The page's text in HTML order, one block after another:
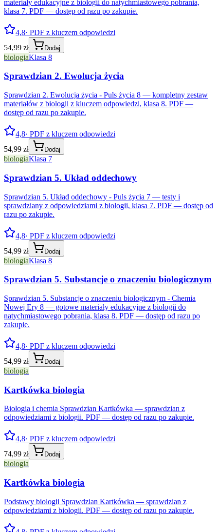
materiały edukacyjne z biologii do natychmiastowego pobrania,
klasa 7. PDF — dostęp od razu po zakupie.
4,8· PDF z kluczem odpowiedzi
54,99 zł
Dodaj
biologiaKlasa 8
Sprawdzian 2. Ewolucja życia
Sprawdzian 2. Ewolucja życia - Puls życia 8 — kompletny zestaw
materiałów z biologii z kluczem odpowiedzi, klasa 8. PDF —
dostęp od razu po zakupie.
4,8· PDF z kluczem odpowiedzi
54,99 zł
Dodaj
biologiaKlasa 7
Sprawdzian 5. Układ oddechowy
Sprawdzian 5. Układ oddechowy - Puls życia 7 — testy i
sprawdziany z odpowiedziami z biologii, klasa 7. PDF — dostęp od
razu po zakupie.
4,8· PDF z kluczem odpowiedzi
54,99 zł
Dodaj
biologiaKlasa 8
Sprawdzian 5. Substancje o znaczeniu biologicznym
Sprawdzian 5. Substancje o znaczeniu biologicznym - Chemia
Nowej Ery 8 — gotowe materiały edukacyjne z biologii do
natychmiastowego pobrania, klasa 8. PDF — dostęp od razu po
zakupie.
4,8· PDF z kluczem odpowiedzi
54,99 zł
Dodaj
biologia
Kartkówka biologia
Biologia i chemia Sprawdzian Kartkówka — sprawdzian z
odpowiedziami z biologii. PDF — dostęp od razu po zakupie.
4,8· PDF z kluczem odpowiedzi
74,99 zł
Dodaj
biologia
Kartkówka biologia
Podstawy biologii Sprawdzian Kartkówka — sprawdzian z
odpowiedziami z biologii. PDF — dostęp od razu po zakupie.